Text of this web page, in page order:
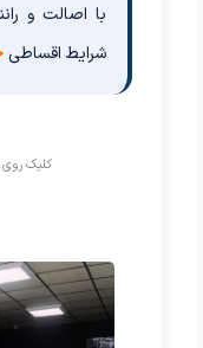
شرایط اقساطی
کلیک روی